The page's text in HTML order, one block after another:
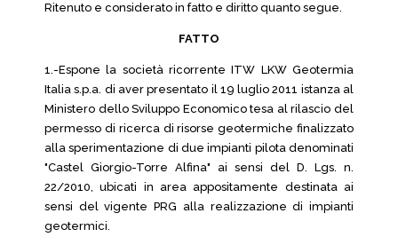
Ritenuto e considerato in fatto e diritto quanto segue.
FATTO
1.-Espone la società ricorrente ITW LKW Geotermia
Italia s.p.a. di aver presentato il 19 luglio 2011 istanza al
Ministero dello Sviluppo Economico tesa al rilascio del
permesso di ricerca di risorse geotermiche finalizzato
alla sperimentazione di due impianti pilota denominati
"Castel Giorgio-Torre Alfina" ai sensi del D. Lgs. n.
22/2010, ubicati in area appositamente destinata ai
sensi del vigente PRG alla realizzazione di impianti
geotermici.